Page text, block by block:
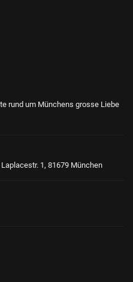
rund um Münchens grosse Liebe
1, 81679 München